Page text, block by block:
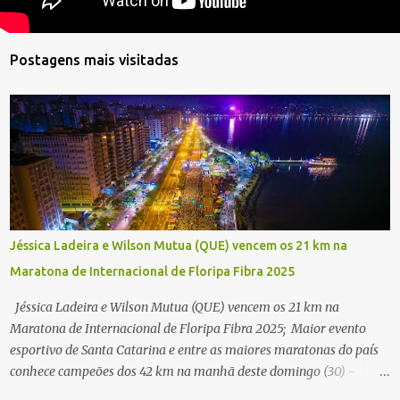
Postagens mais visitadas
Jéssica Ladeira e Wilson Mutua (QUE) vencem os 21 km na
Maratona de Internacional de Floripa Fibra 2025
Jéssica Ladeira e Wilson Mutua (QUE) vencem os 21 km na
Maratona de Internacional de Floripa Fibra 2025; Maior evento
esportivo de Santa Catarina e entre as maiores maratonas do país
conhece campeões dos 42 km na manhã deste domingo (30) -